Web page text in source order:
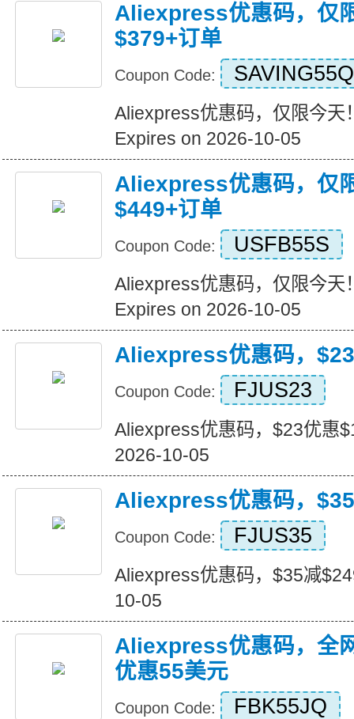
Aliexpress优惠码，仅
$379+订单
Coupon Code: SAVING55Q
Aliexpress优惠码，仅限今天
Expires on 2026-10-05
Aliexpress优惠码，仅
$449+订单
Coupon Code: USFB55S
Aliexpress优惠码，仅限今天
Expires on 2026-10-05
Aliexpress优惠码，
Coupon Code: FJUS23
Aliexpress优惠码，$23优惠
2026-10-05
Aliexpress优惠码，
Coupon Code: FJUS35
Aliexpress优惠码，$35减
10-05
Aliexpress优惠码，全
优惠55美元
Coupon Code: FBK55JQ